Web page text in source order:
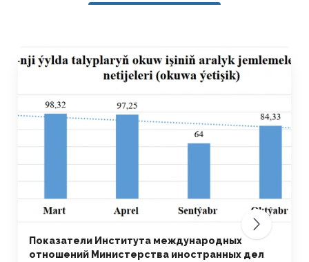
Показатели Института международных
отношений Министерства иностранных дел